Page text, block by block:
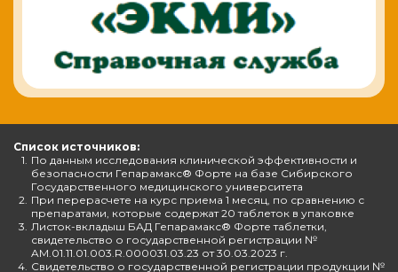
Список источников:
1. По данным исследования клинической эффективности и
безопасности Гепарамакс® Форте на базе Сибирского
Государственного медицинского университета
2. При перерасчете на курс приема 1 месяц, по сравнению с
препаратами, которые содержат 20 таблеток в упаковке
3. Листок-вкладыш БАД Гепарамакс® Форте таблетки,
свидетельство о государственной регистрации №
AM.01.11.01.003.R.000031.03.23 от 30.03.2023 г.
4. Свидетельство о государственной регистрации продукции №